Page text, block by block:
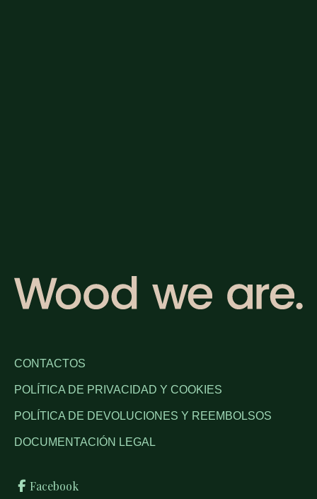
CONTACTOS
POLÍTICA DE PRIVACIDAD Y COOKIES
POLÍTICA DE DEVOLUCIONES Y REEMBOLSOS
DOCUMENTACIÓN LEGAL
Facebook